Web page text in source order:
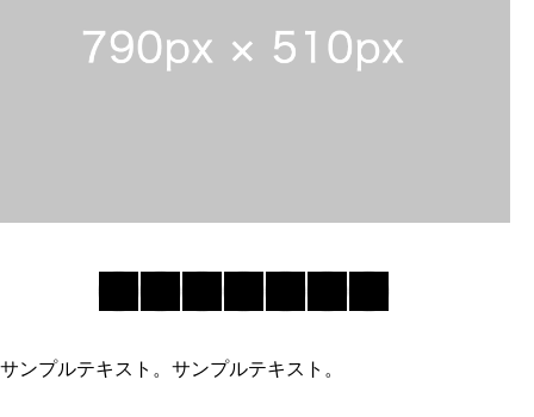
サンプルテキスト。サンプルテキスト。